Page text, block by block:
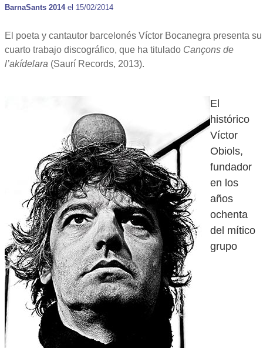
BarnaSants 2014el 15/02/2014
El poeta y cantautor barcelonés Víctor Bocanegra presenta su
cuarto trabajo discográfico, que ha titulado Cançons de
l’akídelara (Saurí Records, 2013).
El
histórico
Víctor
Obiols,
fundador
en los
años
ochenta
del mítico
grupo